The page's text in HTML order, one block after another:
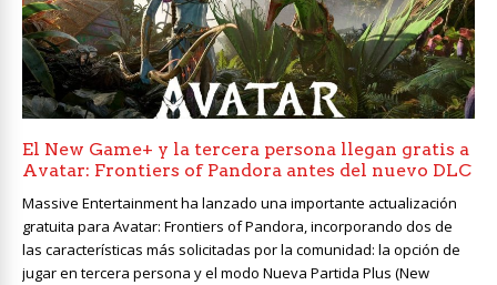
El New Game+ y la tercera persona llegan gratis a
Avatar: Frontiers of Pandora antes del nuevo DLC
Massive Entertainment ha lanzado una importante actualización
gratuita para Avatar: Frontiers of Pandora, incorporando dos de
las características más solicitadas por la comunidad: la opción de
jugar en tercera persona y el modo Nueva Partida Plus (New